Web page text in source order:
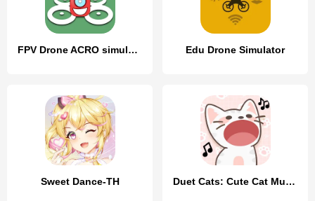
FPV Drone ACRO simulator Edu Drone Simulator
Sweet Dance-TH Duet Cats: Cute Cat Music